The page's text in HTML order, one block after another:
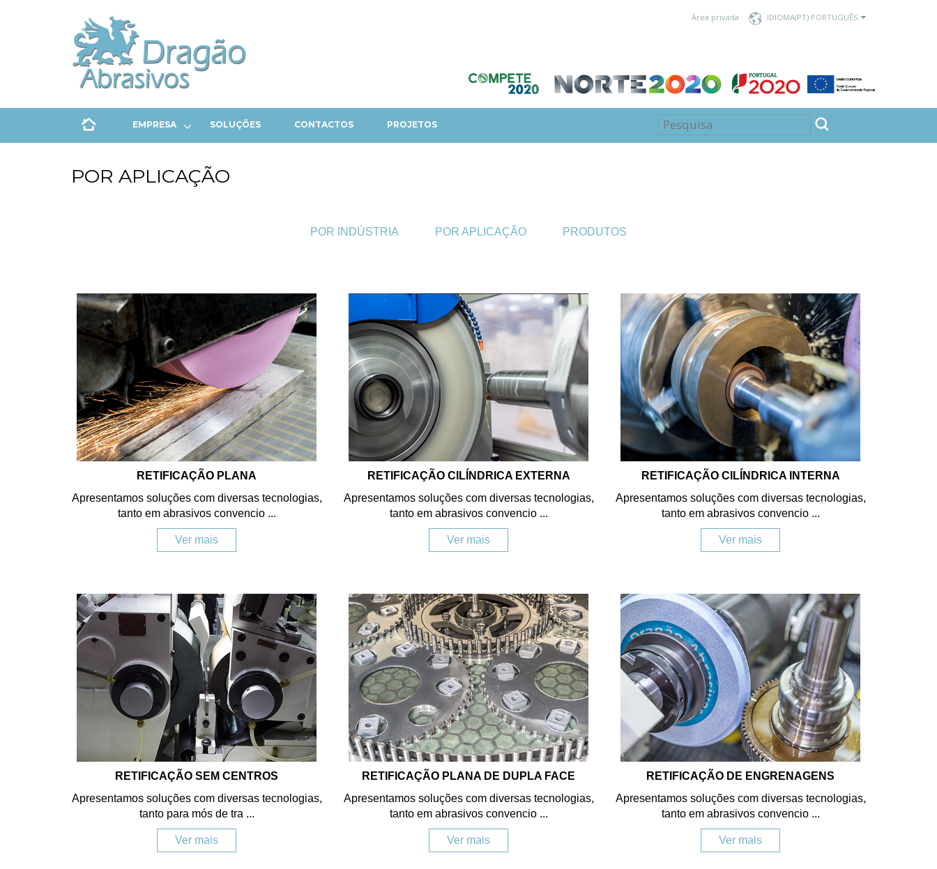
Área privada IDIOMA
EMPRESA SOLUÇÕES CONTACTOS PROJETOS
POR APLICAÇÃO
POR INDÚSTRIA POR APLICAÇÃO PRODUTOS
RETIFICAÇÃO PLANA
Apresentamos soluções com diversas tecnologias,
tanto em abrasivos convencio ...
Ver mais
RETIFICAÇÃO CILÍNDRICA EXTERNA
Apresentamos soluções com diversas tecnologias,
tanto em abrasivos convencio ...
Ver mais
RETIFICAÇÃO CILÍNDRICA INTERNA
Apresentamos soluções com diversas tecnologias,
tanto em abrasivos convencio ...
Ver mais
RETIFICAÇÃO SEM CENTROS
Apresentamos soluções com diversas tecnologias,
tanto para mós de tra ...
Ver mais
RETIFICAÇÃO PLANA DE DUPLA FACE
Apresentamos soluções com diversas tecnologias,
tanto em abrasivos convencio ...
Ver mais
RETIFICAÇÃO DE ENGRENAGENS
Apresentamos soluções com diversas tecnologias,
tanto em abrasivos convencio ...
Ver mais